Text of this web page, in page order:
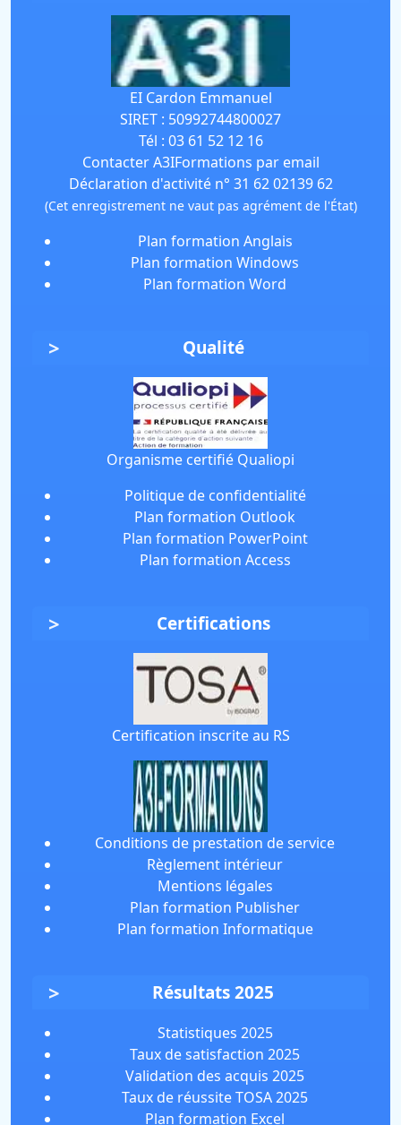
EI Cardon Emmanuel
SIRET : 50992744800027
Tél : 03 61 52 12 16
Contacter A3IFormations par email
Déclaration d'activité n° 31 62 02139 62
(Cet enregistrement ne vaut pas agrément de l'État)
Plan formation Anglais
Plan formation Windows
Plan formation Word
Qualité
Organisme certifié Qualiopi
Politique de confidentialité
Plan formation Outlook
Plan formation PowerPoint
Plan formation Access
Certifications
Certification inscrite au RS
Conditions de prestation de service
Règlement intérieur
Mentions légales
Plan formation Publisher
Plan formation Informatique
Résultats 2025
Statistiques 2025
Taux de satisfaction 2025
Validation des acquis 2025
Taux de réussite TOSA 2025
Plan formation Excel